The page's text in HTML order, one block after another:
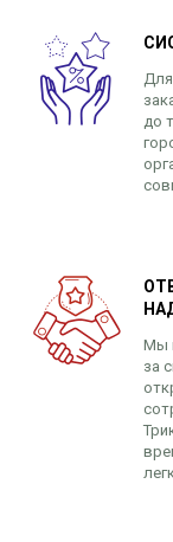
до
Мы
за